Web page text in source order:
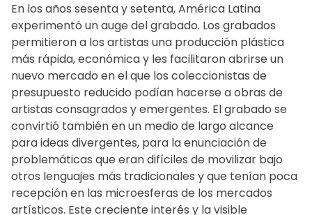
En los años sesenta y setenta, América Latina
experimentó un auge del grabado. Los grabados
permitieron a los artistas una producción plástica
más rápida, económica y les facilitaron abrirse un
nuevo mercado en el que los coleccionistas de
presupuesto reducido podían hacerse a obras de
artistas consagrados y emergentes. El grabado se
convirtió también en un medio de largo alcance
para ideas divergentes, para la enunciación de
problemáticas que eran difíciles de movilizar bajo
otros lenguajes más tradicionales y que tenían poca
recepción en las microesferas de los mercados
artísticos. Este creciente interés y la visible